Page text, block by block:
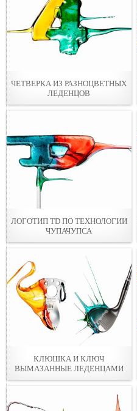
ЧЕТВЕРКА ИЗ РАЗНОЦВЕТНЫХ
ЛЕДЕНЦОВ
ЛОГОТИП TD ПО ТЕХНОЛОГИИ
ЧУПАЧУПСА
КЛЮШКА И КЛЮЧ
ВЫМАЗАННЫЕ ЛЕДЕНЦАМИ